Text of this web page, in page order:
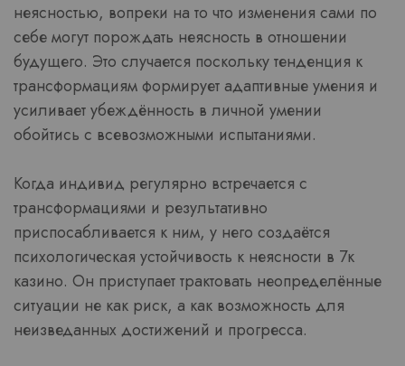
неясностью, вопреки на то что изменения сами по
себе могут порождать неясность в отношении
будущего. Это случается поскольку тенденция к
трансформациям формирует адаптивные умения и
усиливает убеждённость в личной умении
обойтись с всевозможными испытаниями.
Когда индивид регулярно встречается с
трансформациями и результативно
приспосабливается к ним, у него создаётся
психологическая устойчивость к неясности в 7к
казино. Он приступает трактовать неопределённые
ситуации не как риск, а как возможность для
неизведанных достижений и прогресса.